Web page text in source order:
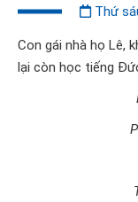
Thứ
Con gái nhà họ Lê,
lại còn học tiếng